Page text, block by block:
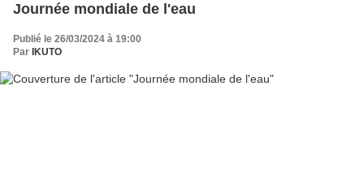
Journée mondiale de l'eau
Publié le 26/03/2024 à 19:00
Par IKUTO